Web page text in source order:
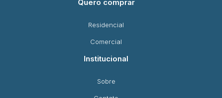
Quero comprar
Residencial
Comercial
Institucional
Sobre